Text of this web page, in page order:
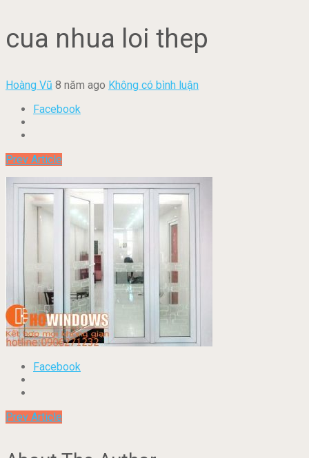
cua nhua loi thep
Hoàng Vũ 8 năm ago Không có bình luận
Facebook
Prev Article
Facebook
Prev Article